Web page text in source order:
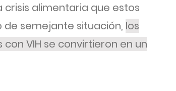
alimentaria que estos
de semejante situación, los
VIH se convirtieron en un